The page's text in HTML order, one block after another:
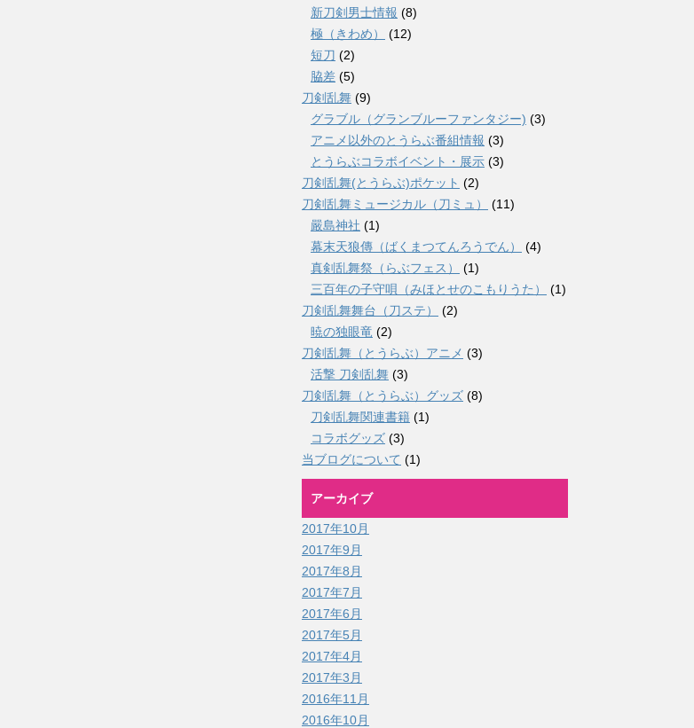
新刀剣男士情報 (8)
極（きわめ）
(12)
短刀 (2)
脇差 (5)
刀剣乱舞 (9)
グラブル（グランブルーファンタジー) (3)
アニメ以外のとうらぶ番組情報 (3)
とうらぶコラボイベント・展示 (3)
刀剣乱舞(とうらぶ)ポケット (2)
刀剣乱舞ミュージカル（刀ミュ）
(11)
嚴島神社 (1)
幕末天狼傳（ばくまつてんろうでん）
(4)
真剣乱舞祭（らぶフェス）
(1)
三百年の子守唄（みほとせのこもりうた）
(1)
刀剣乱舞舞台（刀ステ）
(2)
暁の独眼竜 (2)
刀剣乱舞（とうらぶ）アニメ (3)
活撃 刀剣乱舞 (3)
刀剣乱舞（とうらぶ）グッズ (8)
刀剣乱舞関連書籍 (1)
コラボグッズ (3)
当ブログについて (1)
アーカイブ
2017年10月
2017年9月
2017年8月
2017年7月
2017年6月
2017年5月
2017年4月
2017年3月
2016年11月
2016年10月